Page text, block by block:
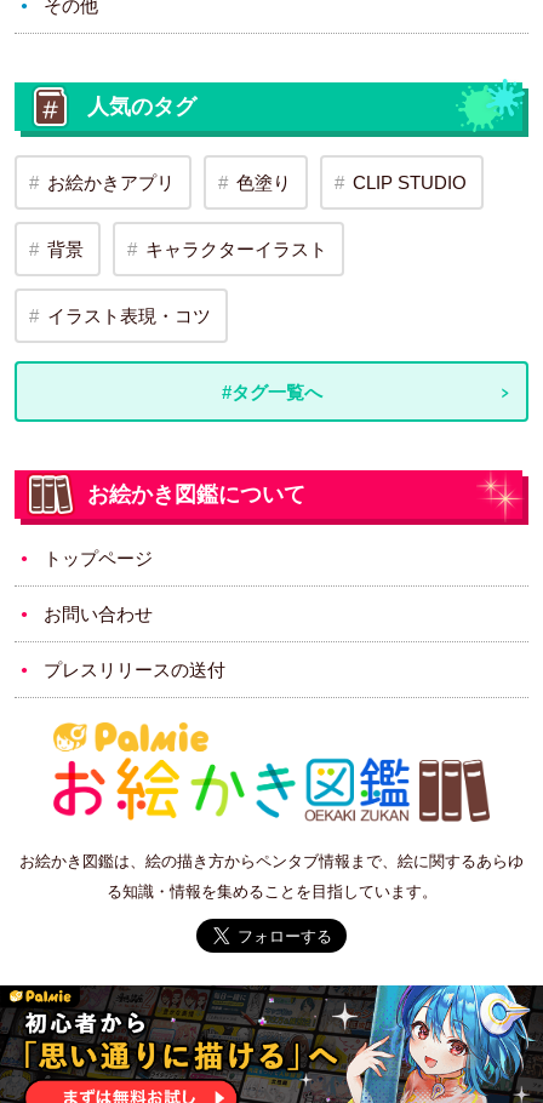
その他
人気のタグ
お絵かきアプリ 色塗り CLIP STUDIO
背景 キャラクターイラスト
イラスト表現・コツ
#タグ一覧へ
お絵かき図鑑について
トップページ
お問い合わせ
プレスリリースの送付
お絵かき図鑑は、絵の描き方からペンタブ情報まで、絵に関するあらゆ
る知識・情報を集めることを目指しています。